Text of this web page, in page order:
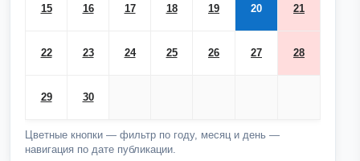
15 16 17 18 19 20 21
22 23 24 25 26 27 28
29 30
Цветные кнопки — фильтр по году, месяц и день —
навигация по дате публикации.